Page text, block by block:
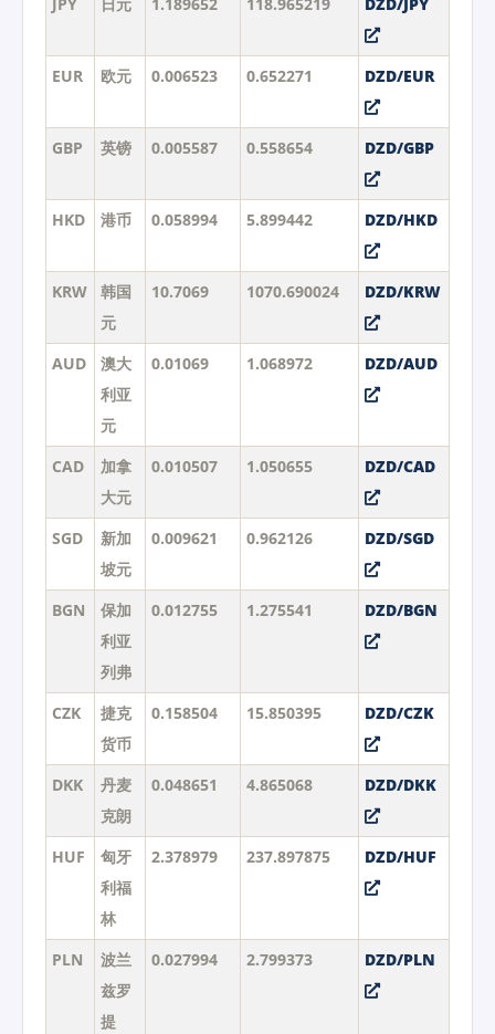
EUR 欧元 0.006523 0.652271 DZD/EUR
GBP 英镑 0.005587 0.558654 DZD/GBP
HKD 港币 0.058994 5.899442 DZD/HKD
KRW
韩国
元
10.7069 1070.690024 DZD/KRW
AUD
澳大
利亚
元
0.01069 1.068972 DZD/AUD
CAD
加拿
大元
0.010507 1.050655 DZD/CAD
SGD
新加
坡元
0.009621 0.962126 DZD/SGD
BGN
保加
利亚
列弗
0.012755 1.275541 DZD/BGN
CZK
捷克
货币
0.158504 15.850395 DZD/CZK
DKK
丹麦
克朗
0.048651 4.865068 DZD/DKK
HUF
匈牙
利福
林
2.378979 237.897875 DZD/HUF
PLN
波兰
兹罗
提
0.027994 2.799373 DZD/PLN